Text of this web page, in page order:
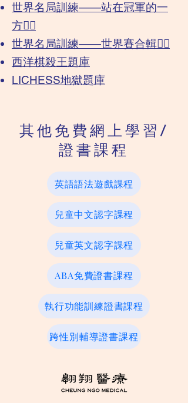
​世界名局訓練——站在冠軍的一
方❤️‍🔥
世界名局訓練——世界賽合輯❤️‍🔥
​​西洋棋殺王題庫
LICHESS地獄題庫
其他免費 網上學習/
證書課程
英語語法遊戲課程
兒童中文認字課程
兒童英文認字課程
ABA免費證書課程
執行功能訓練證書課程
跨性別輔導證書課程